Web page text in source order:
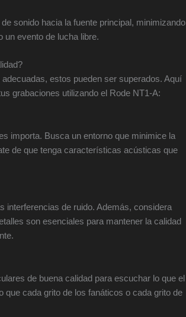
sonido hacia la fuente principal, minimizando
un evento de lucha libre.
estos pueden ser superados. Aquí
grabaciones utilizando el Rode NT1-A:
importa. Busca un entorno que minimice la
de que tenga características acústicas que
interferencias de ruido. Además, considera
son esenciales para mantener la calidad
de buena calidad para escuchar lo que el
cada grito de los fanáticos o cada grito de